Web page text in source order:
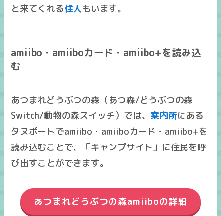
と来てくれる住人もいます。
amiibo・amiiboカード・amiibo+を読み込
む
あつまれどうぶつの森（あつ森/どうぶつの森
Switch/動物の森スイッチ）では、 案内所にある
タヌポートでamiibo・amiiboカード・amiibo+を
読み込むことで、「キャンプサイト」に住民を呼
び出すことができます。
あつまれどうぶつの森amiiboの詳細